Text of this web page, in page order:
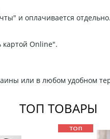
и оплачивается отдельно.
картой Online".
или в любом удобном
ТОП ТОВАРЫ